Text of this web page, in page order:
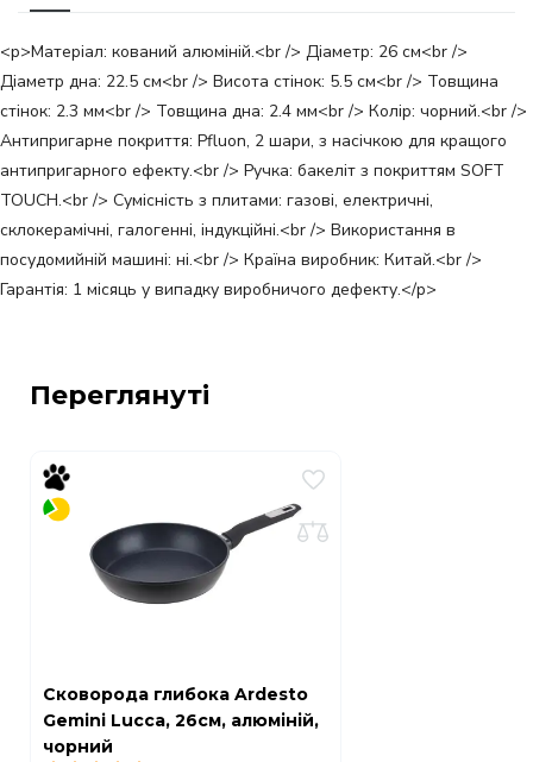
<p>Матеріал: кований алюміній.<br /> Діаметр: 26 см<br />
Діаметр дна: 22.5 см<br /> Висота стінок: 5.5 см<br /> Товщина
стінок: 2.3 мм<br /> Товщина дна: 2.4 мм<br /> Колір: чорний.<br />
Антипригарне покриття: Pfluon, 2 шари, з насічкою для кращого
антипригарного ефекту.<br /> Ручка: бакеліт з покриттям SOFT
TOUCH.<br /> Сумісність з плитами: газові, електричні,
склокерамічні, галогенні, індукційні.<br /> Використання в
посудомийній машині: ні.<br /> Країна виробник: Китай.<br />
Гарантія: 1 місяць у випадку виробничого дефекту.</p>
Переглянуті
Сковорода глибока Ardesto
Gemini Lucca, 26см, алюміній,
чорний